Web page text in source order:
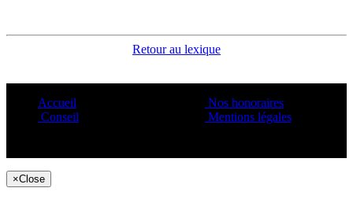
Retour au lexique
Accueil
Conseil
Nos honoraires
Mentions légales
×Close